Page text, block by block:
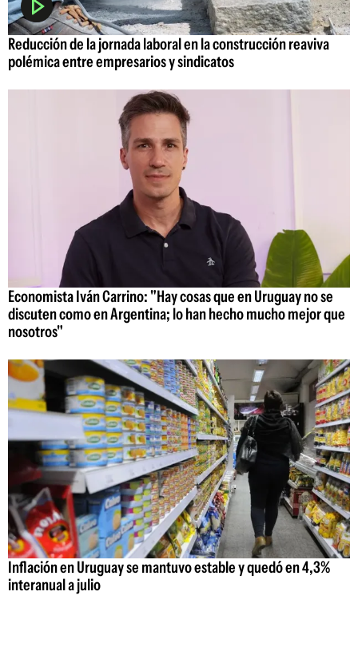
Reducción de la jornada laboral en la construcción reaviva
polémica entre empresarios y sindicatos
Economista Iván Carrino: "Hay cosas que en Uruguay no se
discuten como en Argentina; lo han hecho mucho mejor que
nosotros"
Inflación en Uruguay se mantuvo estable y quedó en 4,3%
interanual a julio